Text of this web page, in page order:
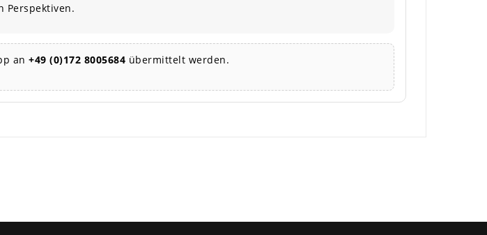
Perspektiven.
an +49 (0)172 8005684 übermittelt werden.